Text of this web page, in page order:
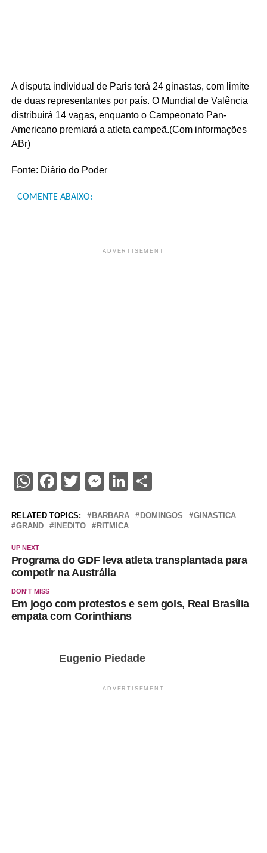
A disputa individual de Paris terá 24 ginastas, com limite
de duas representantes por país. O Mundial de Valência
distribuirá 14 vagas, enquanto o Campeonato Pan-
Americano premiará a atleta campeã.(Com informações
ABr)
Fonte: Diário do Poder
COMENTE ABAIXO:
ADVERTISEMENT
WhatsApp
Facebook
Twitter
Messenger
LinkedIn
Share
RELATED TOPICS: BARBARA DOMINGOS
GINASTICA
GRAND
INEDITO RITMICA
UP NEXT
Programa do GDF leva atleta transplantada para
competir na Austrália
DON'T MISS
Em jogo com protestos e sem gols, Real Brasília
empata com Corinthians
Eugenio Piedade
ADVERTISEMENT